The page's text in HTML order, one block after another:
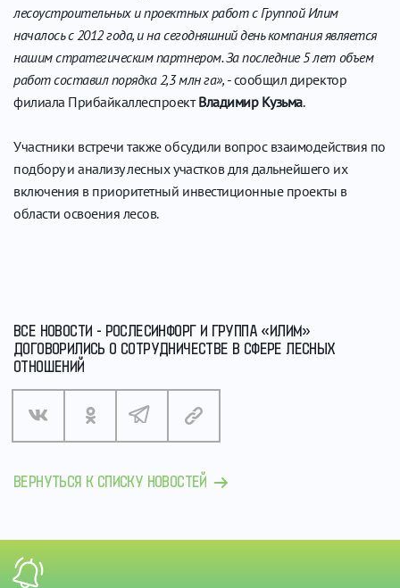
лесоустроительных и проектных работ с Группой Илим
началось с 2012 года, и на сегодняшний день компания является
нашим стратегическим партнером. За последние 5 лет объем
работ составил порядка 2,3 млн га», - сообщил директор
филиала ПрибайкаллеспроектВладимир Кузьма.
Участники встречи также обсудили вопрос взаимодействия по
подбору и анализу лесных участков для дальнейшего их
включения в приоритетный инвестиционные проекты в
области освоения лесов.
ВСЕ НОВОСТИ - РОСЛЕСИНФОРГ И ГРУППА «ИЛИМ»
ДОГОВОРИЛИСЬ О СОТРУДНИЧЕСТВЕ В СФЕРЕ ЛЕСНЫХ
ОТНОШЕНИЙ
ВЕРНУТЬСЯ К СПИСКУ НОВОСТЕЙ